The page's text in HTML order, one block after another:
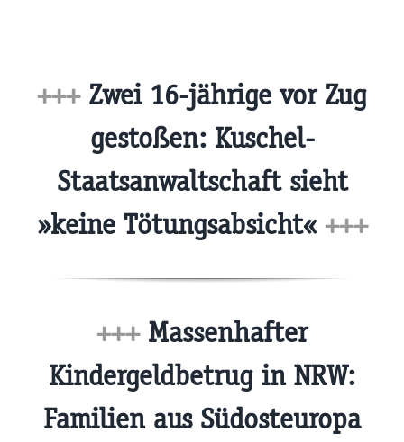
+++Zwei 16-jährige vor Zug
gestoßen: Kuschel-
Staatsanwaltschaft sieht
»keine Tötungsabsicht« +++
+++Massenhafter
Kindergeldbetrug in NRW:
Familien aus Südosteuropa